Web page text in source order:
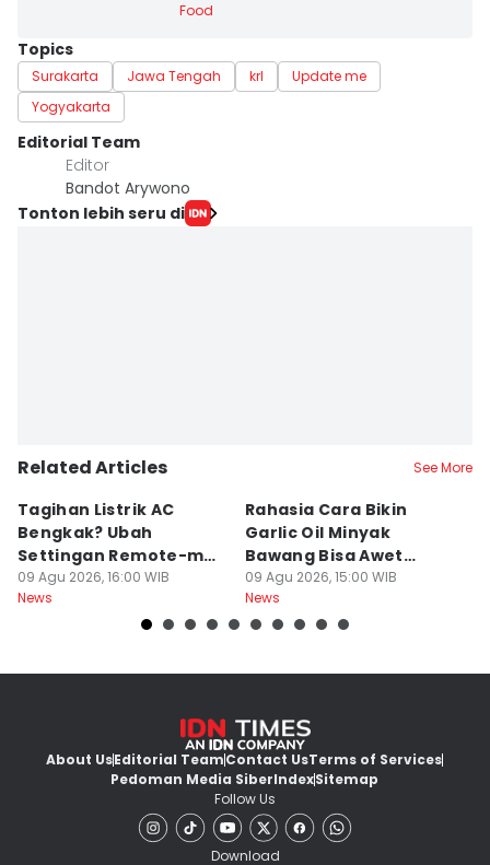
Food
Topics
Surakarta Jawa Tengah krl
Update me
Yogyakarta
Editorial Team
Editor
Bandot Arywono
Tonton lebih seru di
Related Articles See More
Tagihan Listrik AC
Bengkak? Ubah
Settingan Remote-mu
ke Mode Ini Mulai Nanti
Malam
09 Agu 2026, 16:00 WIB
News
Rahasia Cara Bikin
Garlic Oil Minyak
Bawang Bisa Awet
Berbulan-bulan: Bumbu
Level Resto!
09 Agu 2026, 15:00 WIB
News
About UsEditorial TeamContact UsTerms of Services
Pedoman Media SiberIndexSitemap
Follow Us
Download